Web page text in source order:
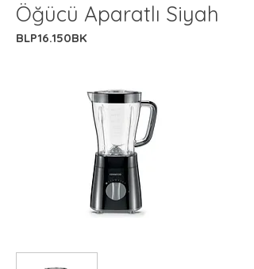
Öğücü Aparatlı Siyah
BLP16.150BK